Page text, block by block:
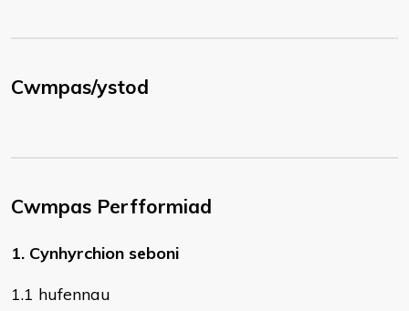
Cwmpas/ystod
Cwmpas Perfformiad
1. Cynhyrchion seboni
1.1 hufennau